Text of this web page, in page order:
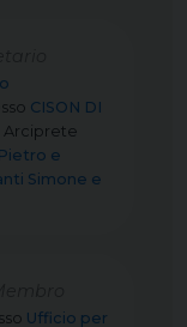
CISON DI
Arciprete
e
Simone e
Ufficio per